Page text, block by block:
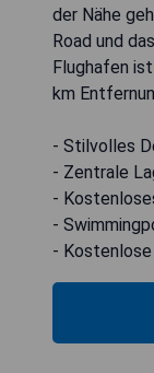
der Nähe
Road und
Flughafen
km
- Stilvolles
- Zentrale
-
-
- Kostenlose